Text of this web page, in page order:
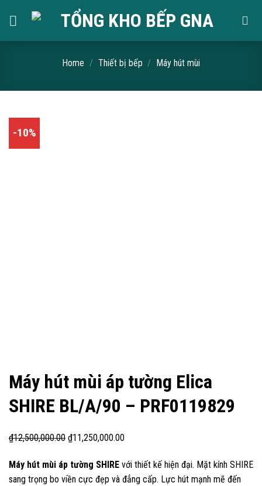
Home / Thiết bị bếp / Máy hút mùi
-10%
Máy hút mùi áp tường Elica
SHIRE BL/A/90 – PRF0119829
₫12,500,000.00 ₫11,250,000.00
Máy hút mùi áp tường SHIRE với thiết kế hiện đại. Mặt kính SHIRE
sang trọng bo viền cực đẹp và đẳng cấp. Lực hút mạnh mẽ đến